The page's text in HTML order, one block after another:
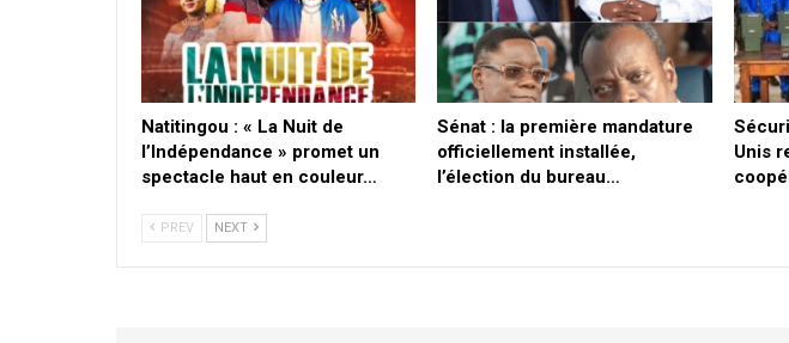
​Natitingou : « La Nuit de
l’Indépendance » promet un
spectacle haut en couleur…
Sénat : la première mandature
officiellement installée,
l’élection du bureau…
Unis
PREV NEXT